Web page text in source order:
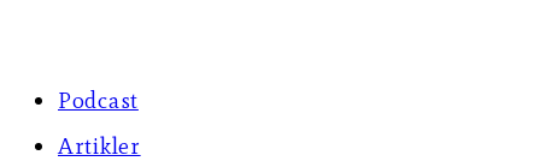
Podcast
Artikler